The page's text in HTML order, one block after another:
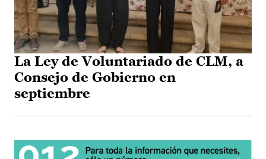
La Ley de Voluntariado de CLM, a
Consejo de Gobierno en
septiembre